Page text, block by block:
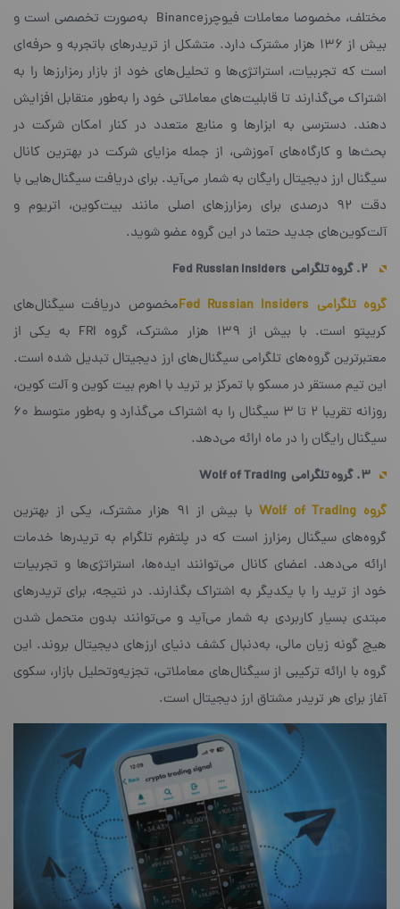
مختلف، مخصوصا معاملات فیوچرزBinance به‌‌صورت تخصصی است و
بیش از ۱۳۶ هزار مشترک دارد. متشکل از تریدرهای با‌تجربه و حرفه‌ای
است که تجربیات، استراتژی‌ها و تحلیل‌های خود از بازار رمزارزها را به
اشتراک می‌گذارند تا قابلیت‌های معاملاتی خود را به‌طور متقابل افزایش
دهند. دسترسی به ابزارها و منابع متعدد در کنار امکان شرکت در
بحث‌ها و کارگاه‌های آموزشی، از جمله مزایای شرکت در بهترین کانال
سیگنال ارز دیجیتال رایگان به شمار می‌آید. برای دریافت سیگنال‌هایی با
دقت ۹۲ درصدی برای رمزارزهای اصلی مانند بیت‌کوین، اتریوم و
آلت‌کوین‌های جدید حتما در این گروه عضو شوید.
۲. گروه تلگرامی
گروه تلگرامی Fed Russian Insiders
مخصوص دریافت سیگنال‌های
کریپتو است. با بیش از ۱۳۹ هزار مشترک، گروه FRI به یکی از
معتبرترین گروه‌های تلگرامی سیگنال‌های ارز دیجیتال تبدیل شده است.
این تیم مستقر در مسکو با تمرکز بر ترید با اهرم بیت کوین و آلت کوین،
روزانه تقریبا ۲ تا ۳ سیگنال را به اشتراک می‌گذارد و به‌طور متوسط ۶۰
سیگنال رایگان را در ماه ارائه می‌دهد.
۳. گروه تلگرامی
گروه Wolf of Trading
با بیش از ۹۱ هزار مشترک، یکی از بهترین
گروه‌های سیگنال رمزارز است که در پلتفرم تلگرام به تریدرها خدمات
ارائه می‌دهد. اعضای کانال می‌توانند ایده‌ها، استراتژی‌ها و تجربیات
خود از ترید را با یکدیگر به اشتراک بگذارند. در نتیجه، برای تریدرهای
مبتدی بسیار کاربردی به شمار می‌آید و می‌توانند بدون متحمل شدن
هیچ گونه زیان مالی، به‌دنبال کشف دنیای ارزهای دیجیتال بروند. این
گروه با ارائه ترکیبی از سیگنال‌های معاملاتی، تجزیه‌و‌تحلیل بازار، سکوی
آغاز برای هر تریدر مشتاق ارز دیجیتال است.